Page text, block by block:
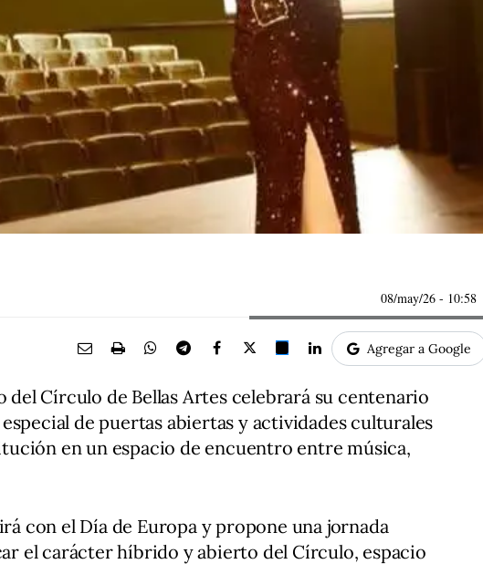
08/may/26 - 10:58
Agregar a Google
Círculo de Bellas Artes celebrará su centenario
de puertas abiertas y actividades culturales
en un espacio de encuentro entre música,
con el Día de Europa y propone una jornada
el carácter híbrido y abierto del Círculo, espacio